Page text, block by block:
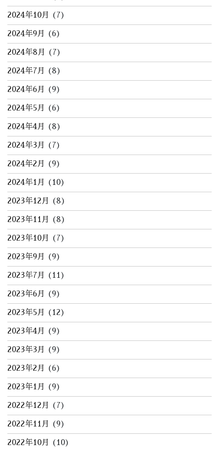
2024年10月 (7)
2024年9月 (6)
2024年8月 (7)
2024年7月 (8)
2024年6月 (9)
2024年5月 (6)
2024年4月 (8)
2024年3月 (7)
2024年2月 (9)
2024年1月 (10)
2023年12月 (8)
2023年11月 (8)
2023年10月 (7)
2023年9月 (9)
2023年7月 (11)
2023年6月 (9)
2023年5月 (12)
2023年4月 (9)
2023年3月 (9)
2023年2月 (6)
2023年1月 (9)
2022年12月 (7)
2022年11月 (9)
2022年10月 (10)